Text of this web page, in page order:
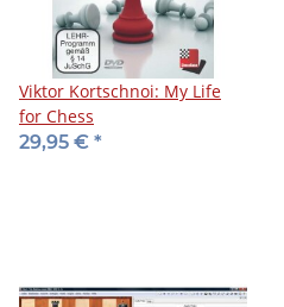
Viktor Kortschnoi: My Life
for Chess
29,95 € *